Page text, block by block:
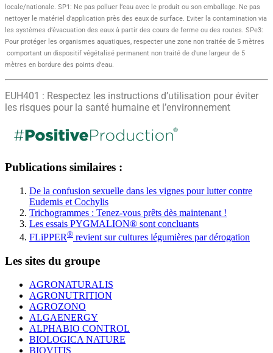
locale/nationale. SP1: Ne pas polluer l’eau avec le produit ou son emballage. Ne pas
nettoyer le matériel d’application près des eaux de surface. Eviter la contamination via
les systèmes d’évacuation des eaux à partir des cours de ferme ou des routes. SPe3:
Pour protéger les organismes aquatiques, respecter une zone non traitée de 5 mètres
comportant un dispositif végétalisé permanent non traité de d’une largeur de 5
mètres en bordure des points d’eau.
EUH401 : Respectez les instructions d’utilisation pour éviter
les risques pour la santé humaine et l’environnement
Publications similaires :
De la confusion sexuelle dans les vignes pour lutter contre
Eudemis et Cochylis
Trichogrammes : Tenez-vous prêts dès maintenant !
Les essais PYGMALION® sont concluants
FLiPPER® revient sur cultures légumières par dérogation
Les sites du groupe
AGRONATURALIS
AGRONUTRITION
AGROZONO
ALGAENERGY
ALPHABIO CONTROL
BIOLOGICA NATURE
BIOVITIS